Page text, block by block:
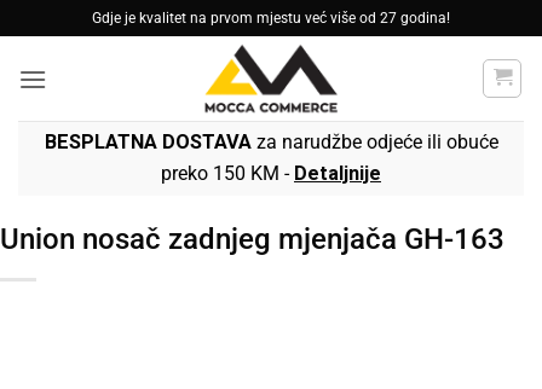
to
content
Gdje je kvalitet na prvom mjestu već više od 27 godina!
BESPLATNA DOSTAVAza narudžbe odjeće ili obuće
preko 150 KM - Detaljnije
Union nosač zadnjeg mjenjača GH-163